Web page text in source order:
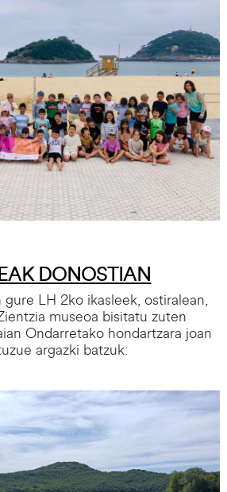
DONOSTIAN
LH 2ko ikasleek, ostiralean,
museoa bisitatu zuten
Ondarretako hondartzara joan
argazki batzuk: